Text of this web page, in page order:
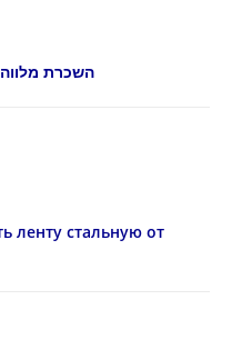
השכרת
ленту стальную от